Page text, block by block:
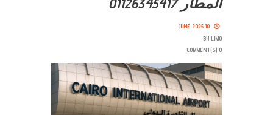
المطار 01126345417
10 JUNE 2025
BY LIMO
0